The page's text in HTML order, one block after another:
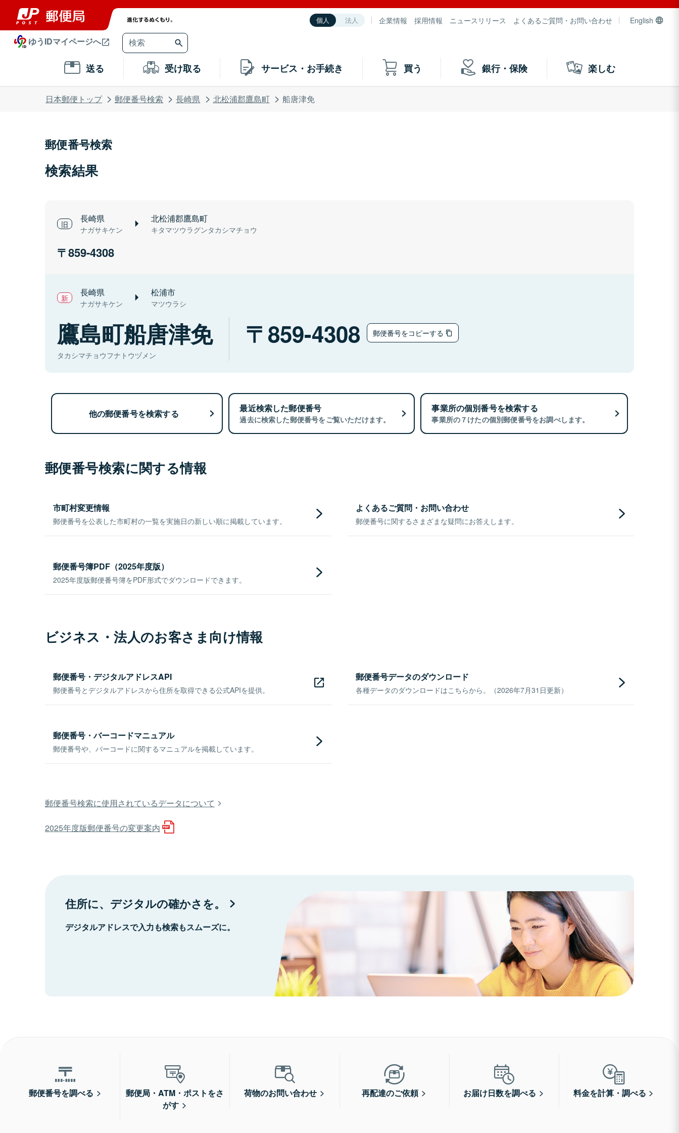
個人 法人 企業情報 採用情報 ニュースリリース よくあるご質問・お問い合わせ English
ゆうIDマイページへ
送る 受け取る サービス・お手続き 買う 銀行・保険 楽しむ
日本郵便トップ 郵便番号検索 長崎県 北松浦郡鷹島町 船唐津免
郵便番号検索
検索結果
長崎県
ナガサキケン
北松浦郡鷹島町
キタマツウラグンタカシマチョウ
859-4308
長崎県
ナガサキケン
松浦市
マツウラシ
鷹島町船唐津免
タカシマチョウフナトウヅメン
859-4308 郵便番号をコピーする
他の郵便番号を検索する 最近検索した郵便番号
過去に検索した郵便番号をご覧いただけます。
事業所の個別番号を検索する
事業所の７けたの個別郵便番号をお調べします。
郵便番号検索に関する情報
市町村変更情報
郵便番号を公表した市町村の一覧を実施日の新しい順に掲載しています。
よくあるご質問・お問い合わせ
郵便番号に関するさまざまな疑問にお答えします。
郵便番号簿PDF（2025年度版）
2025年度版郵便番号簿をPDF形式でダウンロードできます。
ビジネス・法人のお客さま向け情報
郵便番号・デジタルアドレスAPI
郵便番号とデジタルアドレスから住所を取得できる公式APIを提供。
郵便番号データのダウンロード
各種データのダウンロードはこちらから。（2026年7月31日更新）
郵便番号・バーコードマニュアル
郵便番号や、バーコードに関するマニュアルを掲載しています。
郵便番号検索に使用されているデータについて
2025年度版郵便番号の変更案内
住所に、デジタルの確かさを。
デジタルアドレスで入力も検索もスムーズに。
郵便番号を調べる
郵便局・ATM・ポストをさ
がす
荷物のお問い合わせ 再配達のご依頼 お届け日数を調べる 料金を計算・調べる